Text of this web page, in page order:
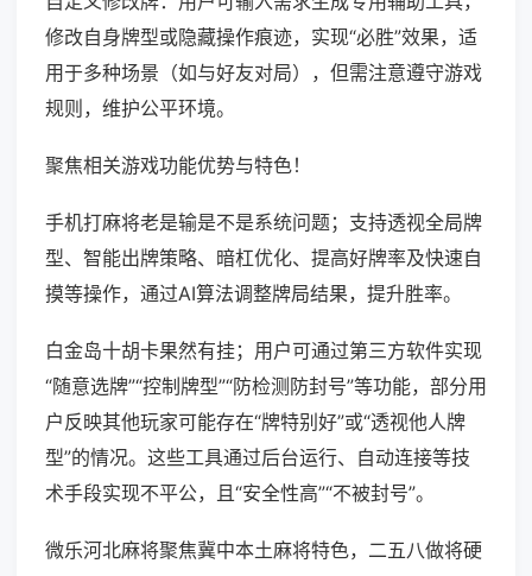
修改自身牌型或隐藏操作痕迹，实现“必胜”效果，适
用于多种场景（如与好友对局），但需注意遵守游戏
规则，维护公平环境。
聚焦相关游戏功能优势与特色！
手机打麻将老是输是不是系统问题；支持透视全局牌
型、智能出牌策略、暗杠优化、提高好牌率及快速自
摸等操作，通过AI算法调整牌局结果，提升胜率。
白金岛十胡卡果然有挂；用户可通过第三方软件实现
“随意选牌”“控制牌型”“防检测防封号”等功能，部分用
户反映其他玩家可能存在“牌特别好”或“透视他人牌
型”的情况。这些工具通过后台运行、自动连接等技
术手段实现不平公，且“安全性高”“不被封号”。
微乐河北麻将聚焦冀中本土麻将特色，二五八做将硬